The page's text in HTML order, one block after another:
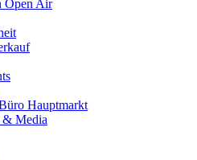
Open Air
Hauptmarkt
Media